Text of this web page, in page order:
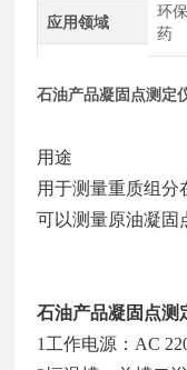
应用领域
环
药
石油产品凝固点测定
用途
用于测量重质组分
可以测量原油凝固
石油产品凝固点测
1工作电源：AC